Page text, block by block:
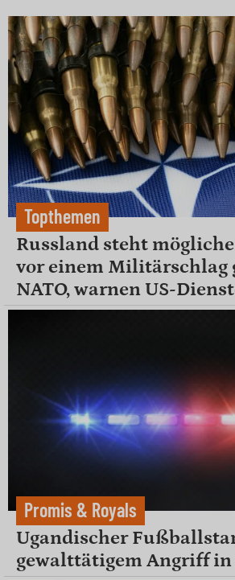
Topthemen
Russland steht
vor einem Militärschlag
NATO, warnen US-
Promis & Royals
Ugandischer
gewalttätigem Angriff in